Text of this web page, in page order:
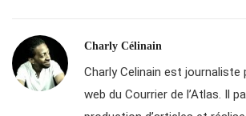
Charly Célinain
Charly Celinain est journaliste
web du Courrier de l’Atlas. Il